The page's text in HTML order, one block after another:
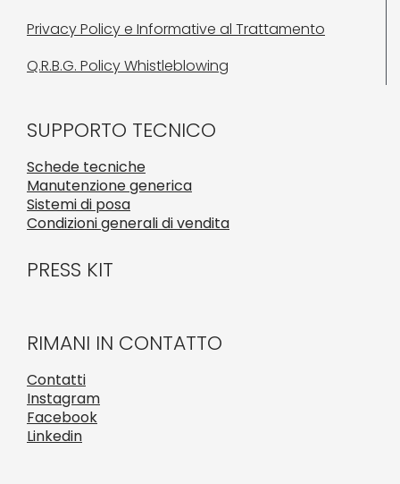
Privacy Policy e Informative al Trattamento
Q.R.B.G. Policy Whistleblowing
SUPPORTO TECNICO
Schede tecniche
Manutenzione generica
Sistemi di posa
Condizioni generali di vendita
PRESS KIT
RIMANI IN CONTATTO
Contatti
Instagram
Facebook
Linkedin